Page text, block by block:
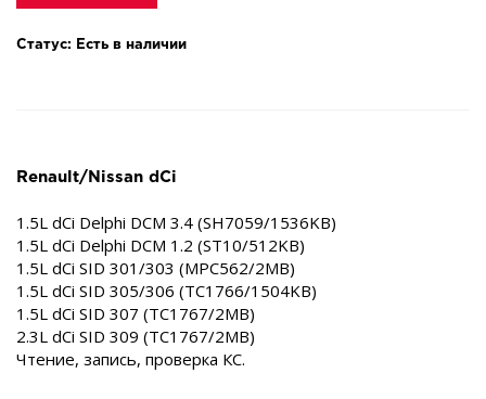
Статус: Есть в наличии
Renault/Nissan dCi
1.5L dCi Delphi DCM 3.4 (SH7059/1536KB)
1.5L dCi Delphi DCM 1.2 (ST10/512KB)
1.5L dCi SID 301/303 (MPC562/2MB)
1.5L dCi SID 305/306 (TC1766/1504KB)
1.5L dCi SID 307 (TC1767/2MB)
2.3L dCi SID 309 (TC1767/2MB)
Чтение, запись, проверка КС.